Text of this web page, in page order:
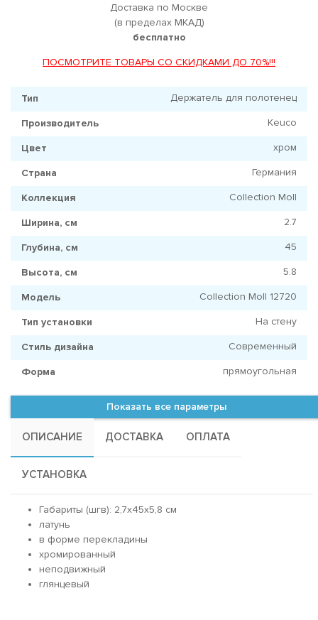
Доставка по Москве
(в пределах МКАД)
бесплатно
ПОСМОТРИТЕ ТОВАРЫ СО СКИДКАМИ ДО 70%!!!
Тип Держатель для полотенец
Производитель Keuco
Цвет хром
Страна Германия
Коллекция Collection Moll
Ширина, см 2.7
Глубина, см 45
Высота, см 5.8
Модель Collection Moll 12720
Тип установки На стену
Стиль дизайна Современный
Форма прямоугольная
Показать все параметры
ОПИСАНИЕ ДОСТАВКА ОПЛАТА
УСТАНОВКА
Габариты (шгв): 2,7x45x5,8 см
латунь
в форме перекладины
хромированный
неподвижный
глянцевый